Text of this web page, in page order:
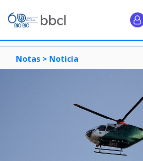
Notas > Noticia